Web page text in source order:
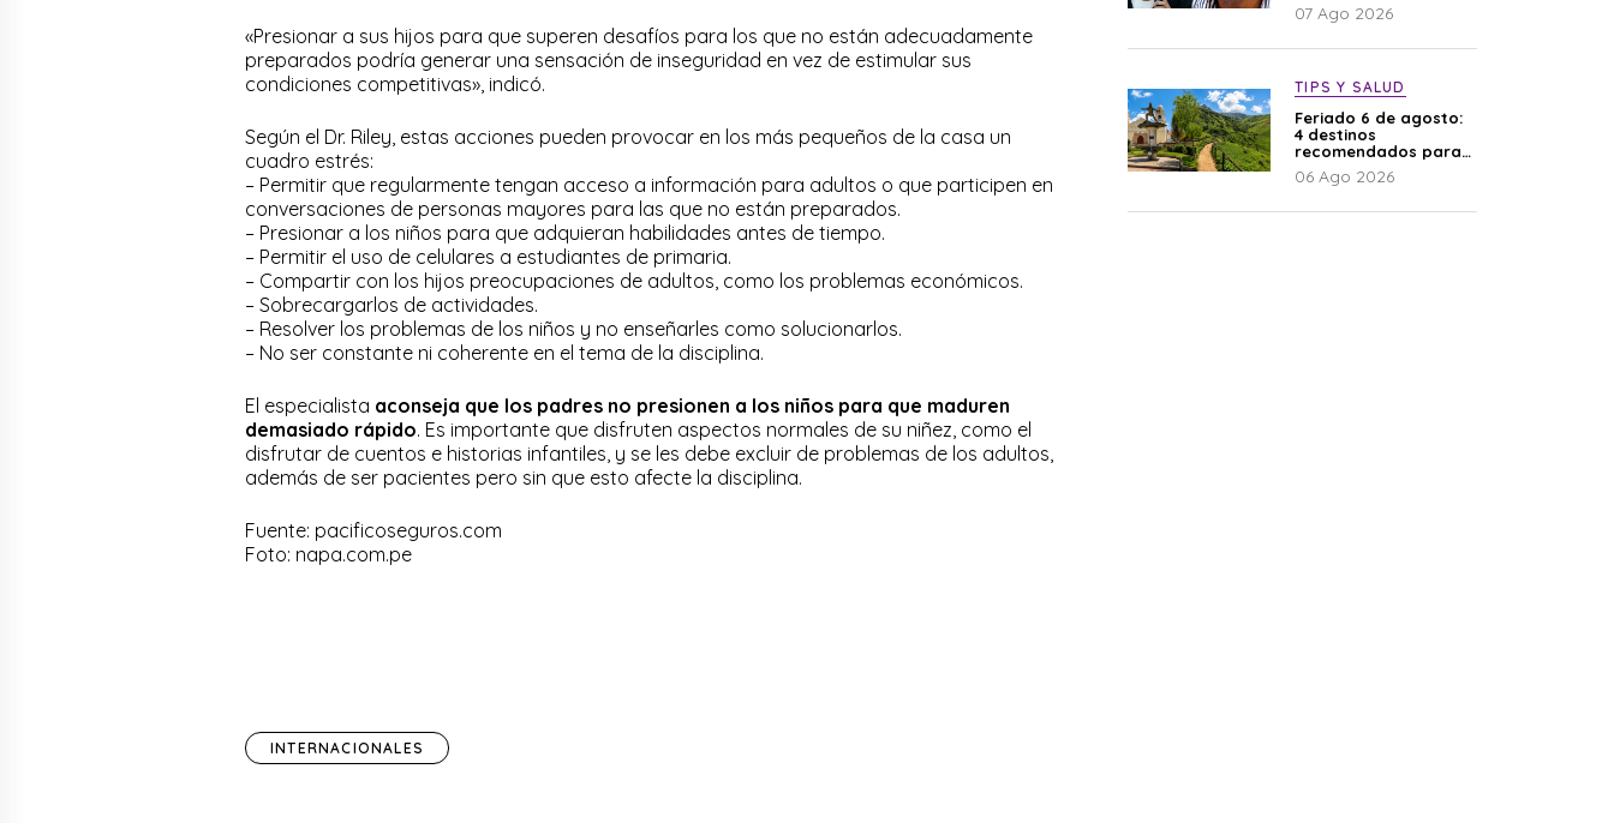
«Presionar a sus hijos para que superen desafíos para los que no están adecuadamente
preparados podría generar una sensación de inseguridad en vez de estimular sus
condiciones competitivas», indicó.
Según el Dr. Riley, estas acciones pueden provocar en los más pequeños de la casa un
cuadro estrés:
– Permitir que regularmente tengan acceso a información para adultos o que participen en
conversaciones de personas mayores para las que no están preparados.
– Presionar a los niños para que adquieran habilidades antes de tiempo.
– Permitir el uso de celulares a estudiantes de primaria.
– Compartir con los hijos preocupaciones de adultos, como los problemas económicos.
– Sobrecargarlos de actividades.
– Resolver los problemas de los niños y no enseñarles como solucionarlos.
– No ser constante ni coherente en el tema de la disciplina.
El especialista aconseja que los padres no presionen a los niños para que maduren
demasiado rápido. Es importante que disfruten aspectos normales de su niñez, como el
disfrutar de cuentos e historias infantiles, y se les debe excluir de problemas de los adultos,
además de ser pacientes pero sin que esto afecte la disciplina.
Fuente: pacificoseguros.com
Foto: napa.com.pe
INTERNACIONALES
por polémica con
Naldy Saldaña
07 Ago 2026
TIPS Y SALUD
Feriado 6 de agosto:
4 destinos
recomendados para
disfrutar el descanso
06 Ago 2026